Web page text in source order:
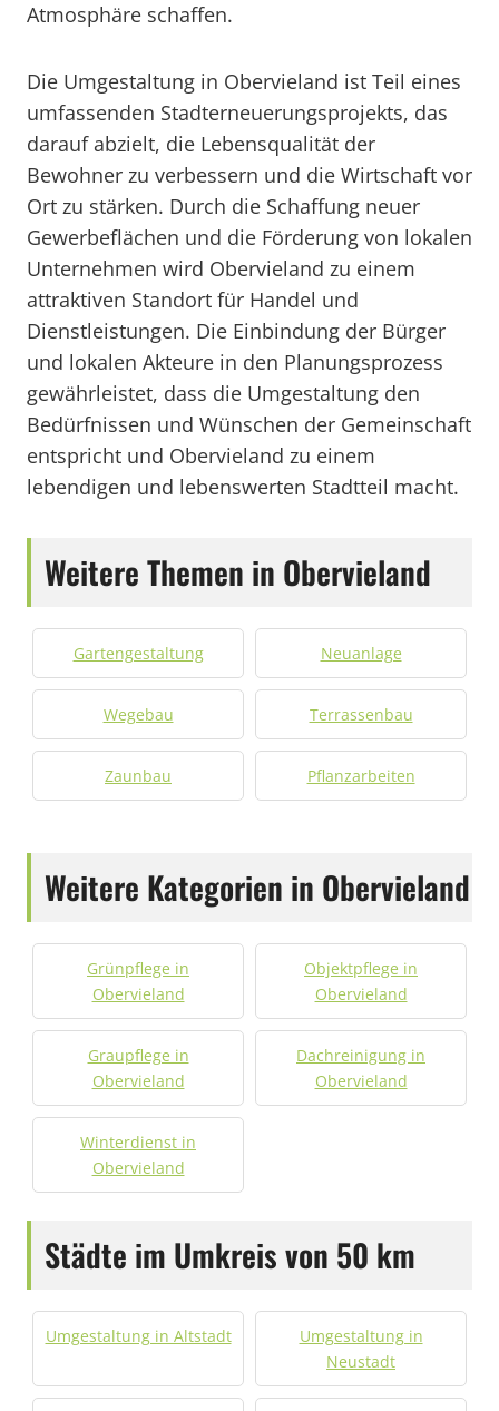
Atmosphäre schaffen.
Die Umgestaltung in Obervieland ist Teil eines
umfassenden Stadterneuerungsprojekts, das
darauf abzielt, die Lebensqualität der
Bewohner zu verbessern und die Wirtschaft vor
Ort zu stärken. Durch die Schaffung neuer
Gewerbeflächen und die Förderung von lokalen
Unternehmen wird Obervieland zu einem
attraktiven Standort für Handel und
Dienstleistungen. Die Einbindung der Bürger
und lokalen Akteure in den Planungsprozess
gewährleistet, dass die Umgestaltung den
Bedürfnissen und Wünschen der Gemeinschaft
entspricht und Obervieland zu einem
lebendigen und lebenswerten Stadtteil macht.
Weitere Themen in Obervieland
Gartengestaltung Neuanlage
Wegebau Terrassenbau
Zaunbau Pflanzarbeiten
Weitere Kategorien in Obervieland
Grünpflege in
Obervieland
Objektpflege in
Obervieland
Graupflege in
Obervieland
Dachreinigung in
Obervieland
Winterdienst in
Obervieland
Städte im Umkreis von 50 km
Umgestaltung in Altstadt
Umgestaltung in
Neustadt